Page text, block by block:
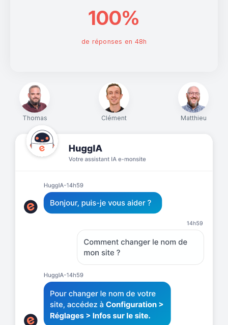
Thomas Clément Matthieu
100%
de réponses en 48h